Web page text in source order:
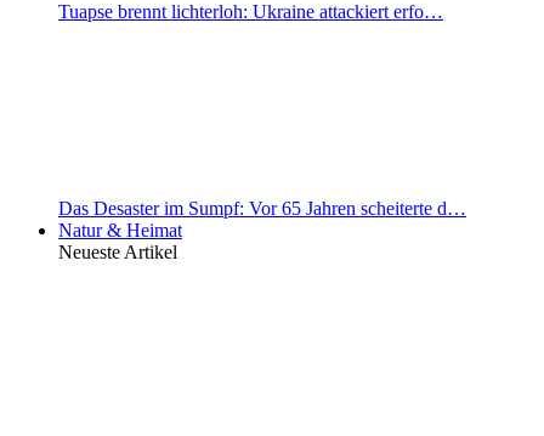
Tuapse brennt lichterloh: Ukraine attackiert erfo…
Das Desaster im Sumpf: Vor 65 Jahren scheiterte d…
Natur & Heimat
Neueste Artikel